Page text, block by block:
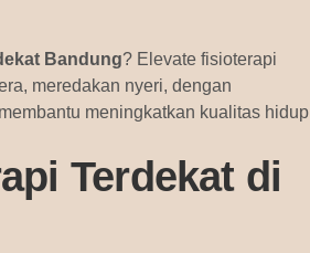
Bandung? Elevate fisioterapi
meredakan nyeri, dengan
meningkatkan kualitas hidup
Terdekat di